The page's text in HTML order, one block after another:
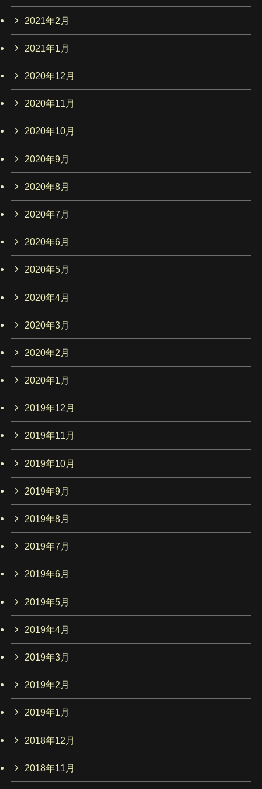
2021年2月
2021年1月
2020年12月
2020年11月
2020年10月
2020年9月
2020年8月
2020年7月
2020年6月
2020年5月
2020年4月
2020年3月
2020年2月
2020年1月
2019年12月
2019年11月
2019年10月
2019年9月
2019年8月
2019年7月
2019年6月
2019年5月
2019年4月
2019年3月
2019年2月
2019年1月
2018年12月
2018年11月